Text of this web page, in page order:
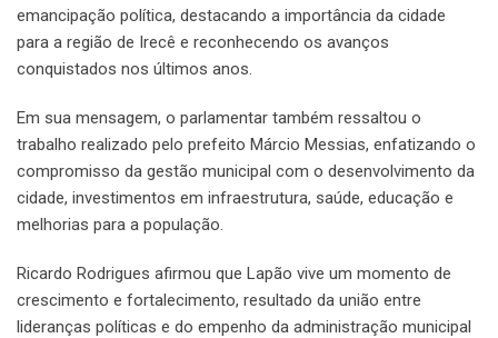
emancipação política, destacando a importância da cidade
para a região de Irecê e reconhecendo os avanços
conquistados nos últimos anos.
Em sua mensagem, o parlamentar também ressaltou o
trabalho realizado pelo prefeito Márcio Messias, enfatizando o
compromisso da gestão municipal com o desenvolvimento da
cidade, investimentos em infraestrutura, saúde, educação e
melhorias para a população.
Ricardo Rodrigues afirmou que Lapão vive um momento de
crescimento e fortalecimento, resultado da união entre
lideranças políticas e do empenho da administração municipal